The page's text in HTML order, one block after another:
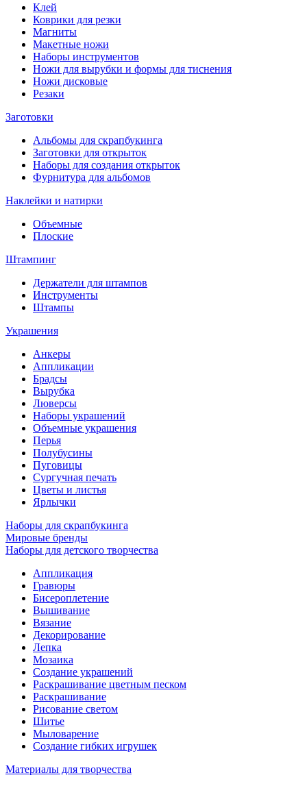
Клей
Коврики для резки
Магниты
Макетные ножи
Наборы инструментов
Ножи для вырубки и формы для тиснения
Ножи дисковые
Резаки
Заготовки
Альбомы для скрапбукинга
Заготовки для открыток
Наборы для создания открыток
Фурнитура для альбомов
Наклейки и натирки
Объемные
Плоские
Штампинг
Держатели для штампов
Инструменты
Штампы
Украшения
Анкеры
Аппликации
Брадсы
Вырубка
Люверсы
Наборы украшений
Объемные украшения
Перья
Полубусины
Пуговицы
Сургучная печать
Цветы и листья
Ярлычки
Наборы для скрапбукинга
Мировые бренды
Наборы для детского творчества
Аппликация
Гравюры
Бисероплетение
Вышивание
Вязание
Декорирование
Лепка
Мозаика
Создание украшений
Раскрашивание цветным песком
Раскрашивание
Рисование светом
Шитье
Мыловарение
Создание гибких игрушек
Материалы для творчества